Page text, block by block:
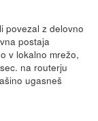
povezal z delovno
postaja
v lokalno mrežo,
na routerju
ugasneš